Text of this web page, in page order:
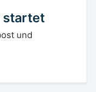
startet
und